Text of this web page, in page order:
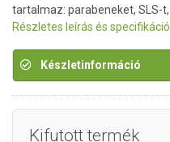
tartalmaz: parabeneket, SLS-t,
Részletes leírás és specifikáció
Készletinformáció
Kifutott termék